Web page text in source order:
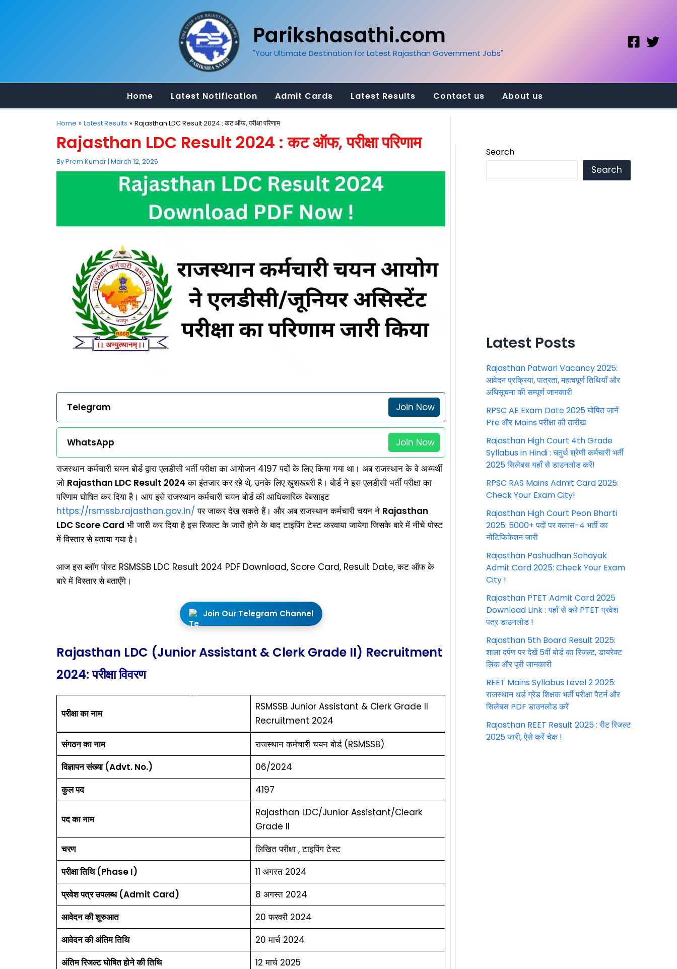
Parikshasathi.com
"Your Ultimate Destination for Latest Rajasthan Government Jobs"
Home Latest Notification Admit Cards Latest Results Contact us About us
Home Latest Results Rajasthan LDC Result 2024 : कट ऑफ, परीक्षा परिणाम
Rajasthan LDC Result 2024 : कट ऑफ, परीक्षा परिणाम
ByPrem Kumar| March 12, 2025
Telegram Join Now
WhatsApp Join Now
राजस्थान कर्मचारी चयन बोर्ड द्वारा एलडीसी भर्ती परीक्षा का आयोजन 4197 पदों के लिए किया गया था। अब राजस्थान के वे अभ्यर्थी
जो Rajasthan LDC Result 2024 का इंतजार कर रहे थे, उनके लिए खुशखबरी है। बोर्ड ने इस एलडीसी भर्ती परीक्षा का
परिणाम घोषित कर दिया है। आप इसे राजस्थान कर्मचारी चयन बोर्ड की आधिकारिक वेबसाइट
https://rsmssb.rajasthan.gov.in/ पर जाकर देख सकते हैं। और अब राजस्थान कर्मचारी चयन ने Rajasthan
LDC Score Card भी जारी कर दिया है इस रिजल्ट के जारी होने के बाद टाइपिंग टेस्ट करवाया जायेगा जिसके बारे में नीचे पोस्ट
में विस्तार से बताया गया है।
आज इस ब्लॉग पोस्ट RSMSSB LDC Result 2024 PDF Download, Score Card, Result Date, कट ऑफ के
बारे में विस्तार से बताएँगे।
Join Our Telegram Channel
Rajasthan LDC (Junior Assistant & Clerk Grade II) Recruitment
2024: परीक्षा विवरण
परीक्षा का नाम
RSMSSB Junior Assistant & Clerk Grade II
Recruitment 2024
संगठन का नाम
राजस्थान कर्मचारी चयन बोर्ड (RSMSSB)
विज्ञापन संख्या (Advt. No.)
06/2024
कुल पद
4197
पद का नाम
Rajasthan LDC/Junior Assistant/Cleark
Grade II
चरण
लिखित परीक्षा , टाइपिंग टेस्ट
परीक्षा तिथि (Phase I)
11 अगस्त 2024
प्रवेश पत्र उपलब्ध (Admit Card)
8 अगस्त 2024
आवेदन की शुरुआत
20 फरवरी 2024
आवेदन की अंतिम तिथि
20 मार्च 2024
अंतिम रिजल्ट घोषित होने की तिथि
12 मार्च 2025
Search
Search
Latest Posts
Rajasthan Patwari Vacancy 2025:
आवेदन प्रक्रिया, पात्रता, महत्वपूर्ण तिथियाँ और
अधिसूचना की सम्पूर्ण जानकारी
RPSC AE Exam Date 2025 घोषित जानें
Pre और Mains परीक्षा की तारीख
Rajasthan High Court 4th Grade
Syllabus in Hindi : चतुर्थ श्रेणी कर्मचारी भर्ती
2025 सिलेबस यहाँ से डाउनलोड करें!
RPSC RAS Mains Admit Card 2025:
Check Your Exam City!
Rajasthan High Court Peon Bharti
2025: 5000+ पदों पर क्लास-4 भर्ती का
नोटिफिकेशन जारी
Rajasthan Pashudhan Sahayak
Admit Card 2025: Check Your Exam
City !
Rajasthan PTET Admit Card 2025
Download Link : यहाँ से करे PTET प्रवेश
पत्र डाउनलोड !
Rajasthan 5th Board Result 2025:
शाला दर्पण पर देखें 5वीं बोर्ड का रिजल्ट, डायरेक्ट
लिंक और पूरी जानकारी
REET Mains Syllabus Level 2 2025:
राजस्थान थर्ड ग्रेड शिक्षक भर्ती परीक्षा पैटर्न और
सिलेबस PDF डाउनलोड करें
Rajasthan REET Result 2025 : रीट रिजल्ट
2025 जारी, ऐसे करें चेक !